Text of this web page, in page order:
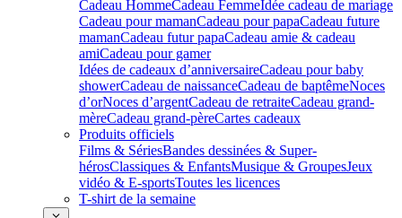
Cadeau HommeCadeau FemmeIdée cadeau de mariage​
Cadeau pour mamanCadeau pour papaCadeau future
mamanCadeau futur papaCadeau amie & cadeau
amiCadeau pour gamer
Idées de cadeaux d’anniversaireCadeau pour baby
showerCadeau de naissanceCadeau de baptêmeNoces
d’orNoces d’argentCadeau de retraiteCadeau grand-
mèreCadeau grand-pèreCartes cadeaux
Produits officiels
Films & SériesBandes dessinées & Super-
hérosClassiques & EnfantsMusique & GroupesJeux
vidéo & E-sportsToutes les licences
T-shirt de la semaine